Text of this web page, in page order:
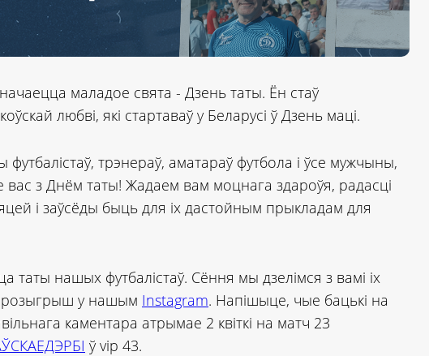
маладое свята - Дзень таты. Ён стаў
любві, які стартаваў у Беларусі ў Дзень маці.
трэнераў, аматараў футбола і ўсе мужчыны,
з Днём таты! Жадаем вам моцнага здароўя, радасці
і заўсёды быць для іх дастойным прыкладам для
таты нашых футбалістаў. Сёння мы дзелімся з вамі іх
розыгрыш у нашым Instagram. Напішыце, чые бацькі на
каментара атрымае 2 квіткі на матч 23
ў vip 43.